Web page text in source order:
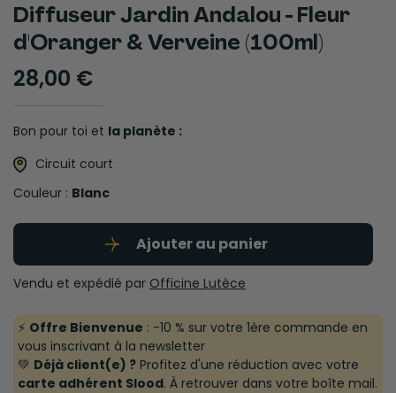
Diffuseur Jardin Andalou - Fleur
d'Oranger & Verveine (100ml)
28,00 €
Bon pour toi et la planète :
Circuit court
Couleur : Blanc
Ajouter au panier
Vendu et expédié par Officine Lutèce
⚡ Offre Bienvenue : -10 % sur votre 1ère commande en
vous inscrivant à la newsletter
💚 Déjà client(e) ? Profitez d'une réduction avec votre
carte adhérent Slood. À retrouver dans votre boîte mail.